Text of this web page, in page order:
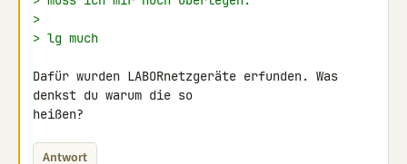
>
> lg much
Dafür wurden LABORnetzgeräte erfunden. Was
denkst du warum die so
heißen?
Antwort